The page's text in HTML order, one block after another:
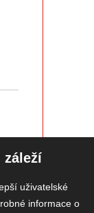
záleží
uživatelské
informace o